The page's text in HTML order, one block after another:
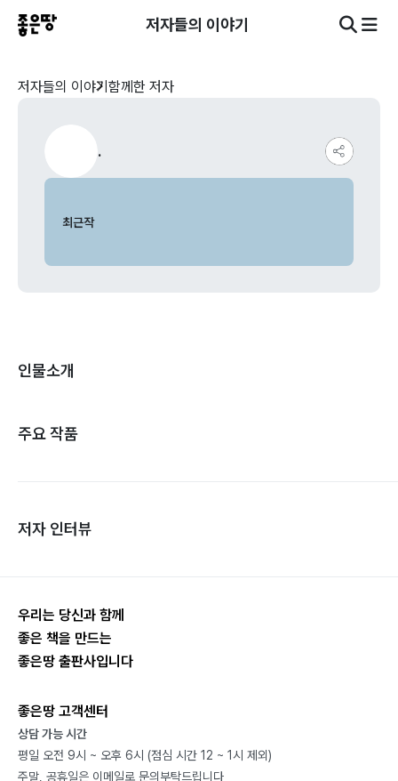
저자들의 이야기
저자들의 이야기 함께한 저자
.
최근작
인물소개
주요 작품
저자 인터뷰
우리는 당신과 함께
좋은 책을 만드는
좋은땅 출판사입니다
좋은땅 고객센터
상담 가능 시간
평일 오전 9시 ~ 오후 6시 (점심 시간 12 ~ 1시 제외)
주말, 공휴일은 이메일로 문의부탁드립니다